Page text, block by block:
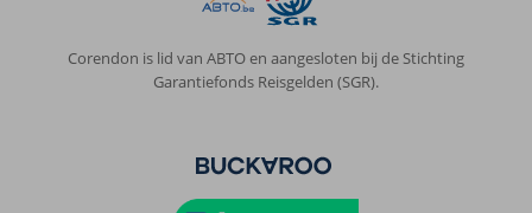
Corendon is lid van ABTO en aangesloten bij de Stichting
Garantiefonds Reisgelden (SGR).